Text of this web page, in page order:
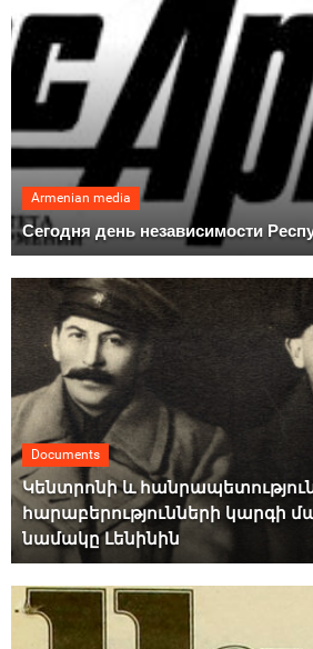
Armenian media
Сегодня день независимости
Documents
Կենտրոնի և
հարաբերությունների կարգի
նամակը Լենինին